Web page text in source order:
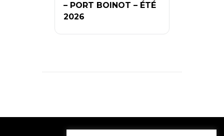
– PORT BOINOT – ÉTÉ
2026